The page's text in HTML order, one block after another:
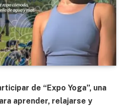
de “Expo Yoga”, una
aprender, relajarse y